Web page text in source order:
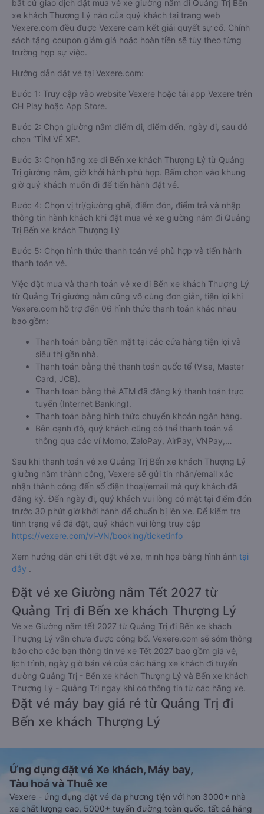
bất cứ giao dịch đặt mua vé xe giường nằm đi Quảng Trị Bến
xe khách Thượng Lý nào của quý khách tại trang web
Vexere.com đều được Vexere cam kết giải quyết sự cố. Chính
sách tặng coupon giảm giá hoặc hoàn tiền sẽ tùy theo từng
trường hợp sự việc.
Hướng dẫn đặt vé tại Vexere.com:
Bước 1: Truy cập vào website Vexere hoặc tải app Vexere trên
CH Play hoặc App Store.
Bước 2: Chọn giường nằm điểm đi, điểm đến, ngày đi, sau đó
chọn “TÌM VÉ XE”.
Bước 3: Chọn hãng xe đi Bến xe khách Thượng Lý từ Quảng
Trị giường nằm, giờ khởi hành phù hợp. Bấm chọn vào khung
giờ quý khách muốn đi để tiến hành đặt vé.
Bước 4: Chọn vị trí/giường ghế, điểm đón, điểm trả và nhập
thông tin hành khách khi đặt mua vé xe giường nằm đi Quảng
Trị Bến xe khách Thượng Lý
Bước 5: Chọn hình thức thanh toán vé phù hợp và tiến hành
thanh toán vé.
Việc đặt mua và thanh toán vé xe đi Bến xe khách Thượng Lý
từ Quảng Trị giường nằm cũng vô cùng đơn giản, tiện lợi khi
Vexere.com hỗ trợ đến 06 hình thức thanh toán khác nhau
bao gồm:
Thanh toán bằng tiền mặt tại các cửa hàng tiện lợi và
siêu thị gần nhà.
Thanh toán bằng thẻ thanh toán quốc tế (Visa, Master
Card, JCB).
Thanh toán bằng thẻ ATM đã đăng ký thanh toán trực
tuyến (Internet Banking).
Thanh toán bằng hình thức chuyển khoản ngân hàng.
Bên cạnh đó, quý khách cũng có thể thanh toán vé
thông qua các ví Momo, ZaloPay, AirPay, VNPay,…
Sau khi thanh toán vé xe Quảng Trị Bến xe khách Thượng Lý
giường nằm thành công, Vexere sẽ gửi tin nhắn/email xác
nhận thành công đến số điện thoại/email mà quý khách đã
đăng ký. Đến ngày đi, quý khách vui lòng có mặt tại điểm đón
trước 30 phút giờ khởi hành để chuẩn bị lên xe. Để kiểm tra
tình trạng vé đã đặt, quý khách vui lòng truy cập
https://vexere.com/vi-VN/booking/ticketinfo
Xem hướng dẫn chi tiết đặt vé xe, minh họa bằng hình ảnh tại
đây .
Đặt vé xe Giường nằm Tết 2027 từ
Quảng Trị đi Bến xe khách Thượng Lý
Vé xe Giường nằm tết 2027 từ Quảng Trị đi Bến xe khách
Thượng Lý vẫn chưa được công bố. Vexere.com sẽ sớm thông
báo cho các bạn thông tin vé xe Tết 2027 bao gồm giá vé,
lịch trình, ngày giờ bán vé của các hãng xe khách đi tuyến
đường Quảng Trị - Bến xe khách Thượng Lý và Bến xe khách
Thượng Lý - Quảng Trị ngay khi có thông tin từ các hãng xe.
Đặt vé máy bay giá rẻ từ Quảng Trị đi
Bến xe khách Thượng Lý
Ứng dụng đặt vé Xe khách, Máy bay,
Tàu hoả và Thuê xe
Vexere - ứng dụng đặt vé đa phương tiện với hơn 3000+ nhà
xe chất lượng cao, 5000+ tuyến đường toàn quốc, tất cả hãng